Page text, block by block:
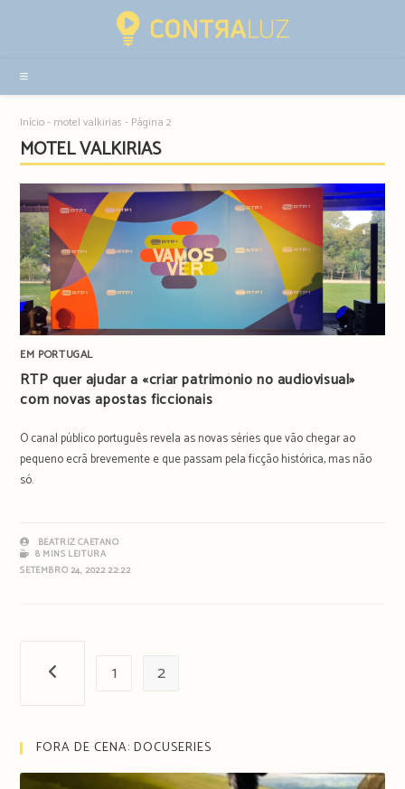
sidebar
Início- motel valkirias - Página 2
MOTEL VALKIRIAS
EM PORTUGAL
RTP quer ajudar a «criar património no audiovisual»
com novas apostas ficcionais
O canal público português revela as novas séries que vão chegar ao
pequeno ecrã brevemente e que passam pela ficção histórica, mas não
só.
BEATRIZ CAETANO
8 MINS LEITURA
SETEMBRO 24, 2022 22:22
Página anterior
1 2
FORA DE CENA: DOCUSERIES